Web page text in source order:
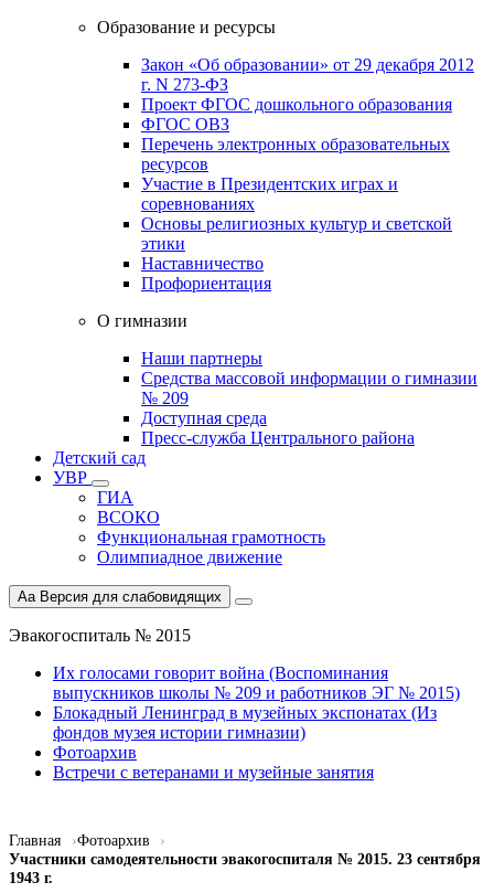
Образование и ресурсы
Закон «Об образовании» от 29 декабря 2012
г. N 273-ФЗ
Проект ФГОС дошкольного образования
ФГОС ОВЗ
Перечень электронных образовательных
ресурсов
Участие в Президентских играх и
соревнованиях
Основы религиозных культур и светской
этики
Наставничество
Профориентация
О гимназии
Наши партнеры
Средства массовой информации о гимназии
№ 209
Доступная среда
Пресс-служба Центрального района
Детский сад
УВР
ГИА
ВСОКО
Функциональная грамотность
Олимпиадное движение
Aa Версия для слабовидящих
Эвакогоспиталь № 2015
Их голосами говорит война (Воспоминания
выпускников школы № 209 и работников ЭГ № 2015)
Блокадный Ленинград в музейных экспонатах (Из
фондов музея истории гимназии)
Фотоархив
Встречи с ветеранами и музейные занятия
Главная
Фотоархив
Участники самодеятельности эвакогоспиталя № 2015. 23 сентября
1943 г.